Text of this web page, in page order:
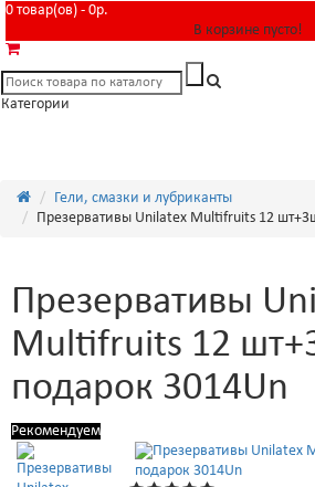
0 товар(ов) - 0р.
В корзине пусто!
Категории
Гели, смазки и лубриканты
Презервативы Unilatex Multifruits 12
Презервативы
Multifruits 12
подарок 3014Un
Рекомендуем